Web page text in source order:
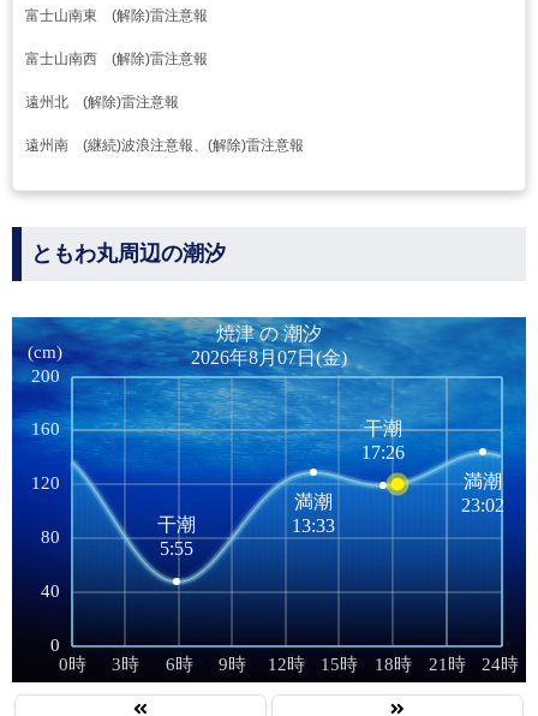
富士山南東 (解除)雷注意報
富士山南西 (解除)雷注意報
遠州北 (解除)雷注意報
遠州南 (継続)波浪注意報、(解除)雷注意報
ともわ丸周辺の潮汐